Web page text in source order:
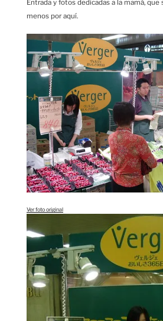
Entrada y fotos dedicadas a la mamá, que
menos por aquí.
Ver foto original